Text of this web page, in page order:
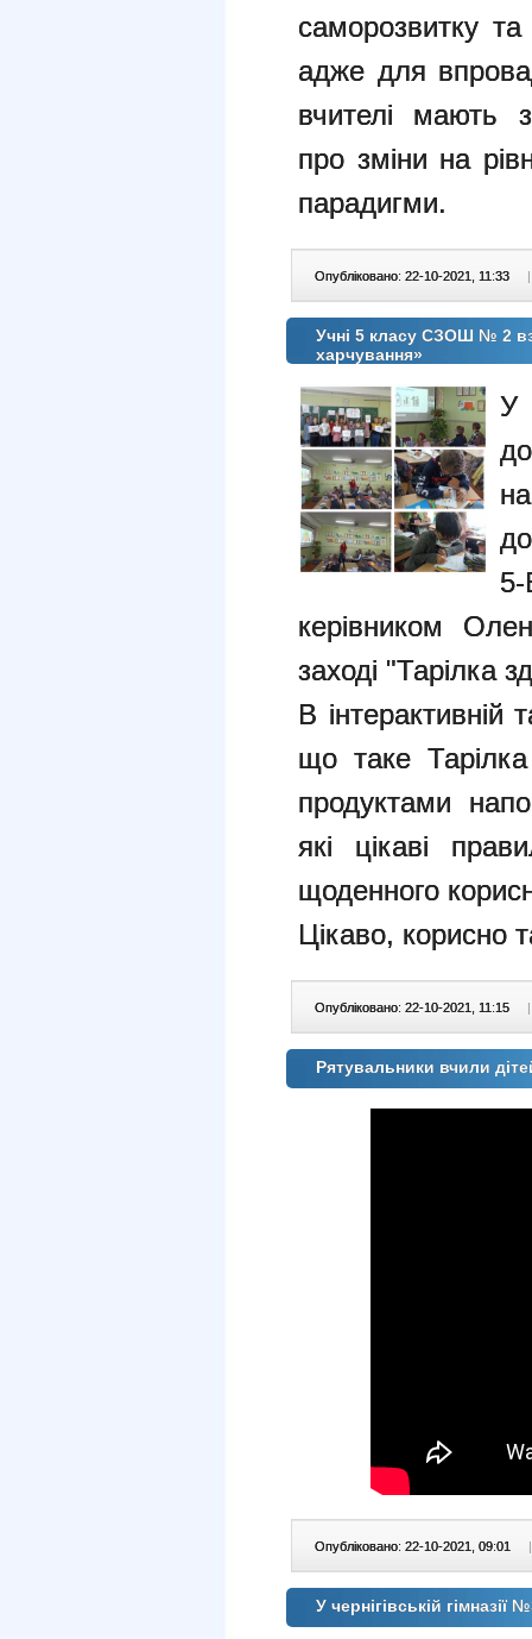
саморозвитку та
адже для
вчителі мають
про зміни на
парадигми.
Опубліковано: 22-10-2021, 11:33 |
Учні 5 класу СЗОШ № 2
харчування»
У
керівником
заході "Тарілка
В інтерактивній
що таке
продуктами
які цікаві
щоденного
Цікаво, корисно
Опубліковано: 22-10-2021, 11:15 |
Рятувальники вчили
Опубліковано: 22-10-2021, 09:01 |
У чернігівській